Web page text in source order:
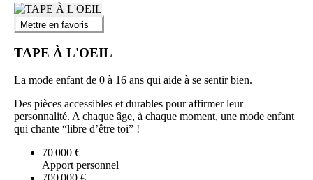
Mettre en favoris
TAPE À L'OEIL
La mode enfant de 0 à 16 ans qui aide à se sentir bien.
Des pièces accessibles et durables pour affirmer leur
personnalité. A chaque âge, à chaque moment, une mode enfant
qui chante “libre d’être toi” !
70 000 €
Apport personnel
700 000 €